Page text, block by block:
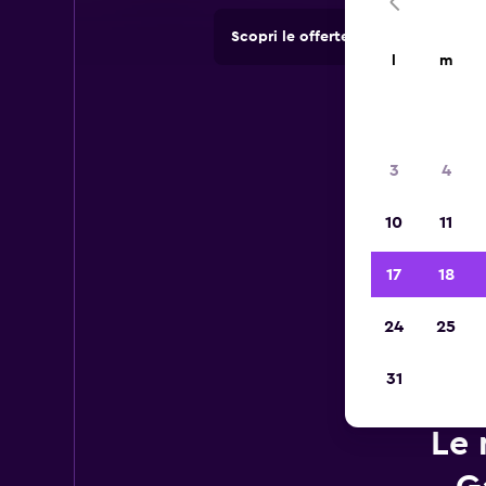
Scopri le offerte di agenzie di
Le
m
3 4
10 11
17 18
24 25
31